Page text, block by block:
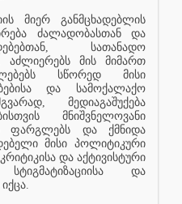
მიერ განმცხადებლის
ძალადობასთან და
სათანადო
აძლიერებს მის მიმართ
სწორედ მისი
და სამოქალაქო
მედიაგაშუქება
მნიშვნელოვანი
ფარგლებს და ქმნიდა
მისი პოლიტიკური
და აქტივისტური
და